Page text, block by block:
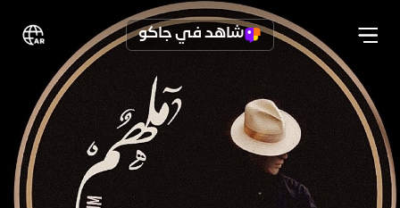
شاهد في جاكو